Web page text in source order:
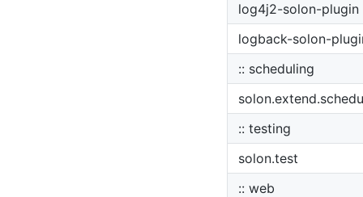
log4j2-solon-plugin
logback-solon-
:: scheduling
:: testing
solon.test
:: web